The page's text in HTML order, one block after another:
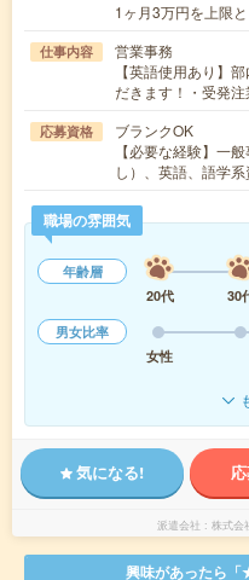
1ヶ月3万円を上限
仕事内容
営業事務
【英語使用あり】
だきます！・受発
応募資格
ブランクOK
【必要な経験】
し）、英語、語学
職場の雰囲気
年齢層
20代
30
男女比率
女性
気になる!
派遣会社 株式会
興味があったら「